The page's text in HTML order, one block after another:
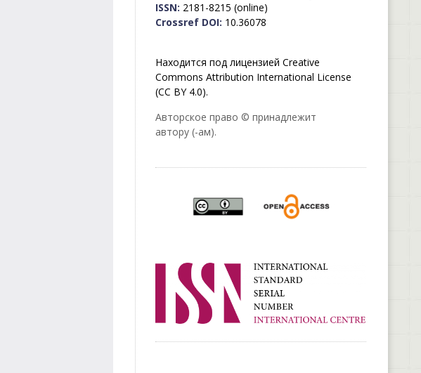
ISSN: 2181-8215 (online)
Crossref DOI: 10.36078
Находится под лицензией Creative
Commons Attribution International License
(CC BY 4.0).
Авторское право © принадлежит
автору (-ам).